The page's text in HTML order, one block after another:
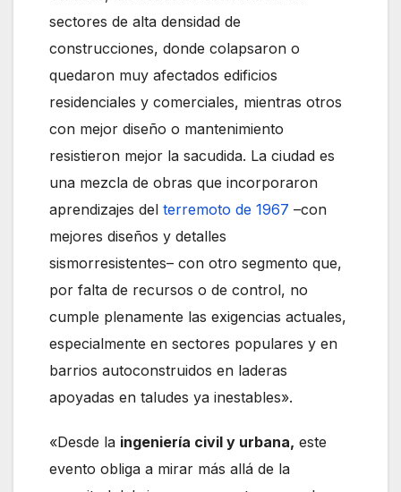
sectores de alta densidad de
construcciones, donde colapsaron o
quedaron muy afectados edificios
residenciales y comerciales, mientras otros
con mejor diseño o mantenimiento
resistieron mejor la sacudida. La ciudad es
una mezcla de obras que incorporaron
aprendizajes del terremoto de 1967 –con
mejores diseños y detalles
sismorresistentes– con otro segmento que,
por falta de recursos o de control, no
cumple plenamente las exigencias actuales,
especialmente en sectores populares y en
barrios autoconstruidos en laderas
apoyadas en taludes ya inestables».
«Desde la ingeniería civil y urbana, este
evento obliga a mirar más allá de la